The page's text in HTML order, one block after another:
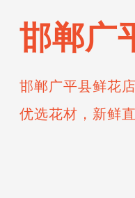
邯郸广
邯郸广平县鲜花
优选花材，新鲜